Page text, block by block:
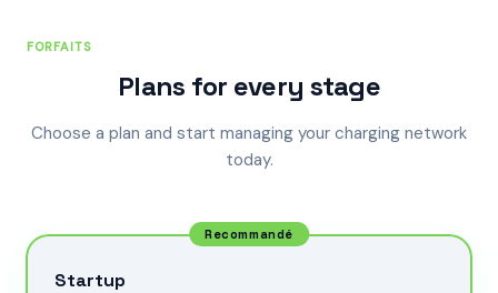
FORFAITS
Plans for every stage
Choose a plan and start managing your charging network
today.
Recommandé
Startup